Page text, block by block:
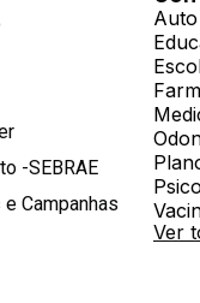
-SEBRAE
Campanhas
Ver